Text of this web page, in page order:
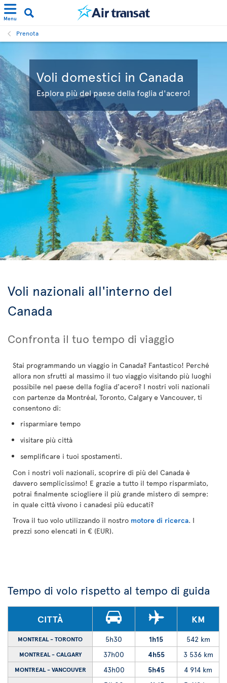
Menu
Prenota
Voli domestici in Canada
Esplora più del paese della foglia d'acero!
Voli nazionali all'interno del
Canada
Confronta il tuo tempo di viaggio
Stai programmando un viaggio in Canada? Fantastico! Perché
allora non sfrutti al massimo il tuo viaggio visitando più luoghi
possibile nel paese della foglia d'acero? I nostri voli nazionali
con partenze da Montréal, Toronto, Calgary e Vancouver, ti
consentono di:
risparmiare tempo
visitare più città
semplificare i tuoi spostamenti.
Con i nostri voli nazionali, scoprire di più del Canada è
davvero semplicissimo! E grazie a tutto il tempo risparmiato,
potrai finalmente sciogliere il più grande mistero di sempre:
in quale città vivono i canadesi più educati?
Trova il tuo volo utilizzando il nostro motore di ricerca. I
prezzi sono elencati in € (EUR).
Tempo di volo rispetto al tempo di guida
CITTÀ KM
MONTREAL - TORONTO 5h30 1h15 542 km
MONTREAL - CALGARY 37h00 4h55 3 536 km
MONTREAL - VANCOUVER 43h00 5h45 4 914 km